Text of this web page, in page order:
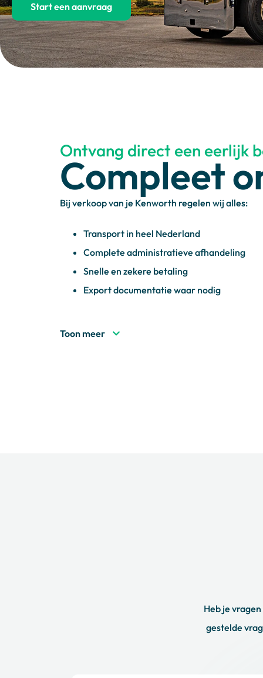
Start een aanvraag
Ontvang direct een eerlijk
Compleet
Bij verkoop van je Kenworth regelen wij alles:
Transport in heel Nederland
Complete administratieve afhandeling
Snelle en zekere betaling
Export documentatie waar nodig
Waarom Je Kenworth
Start Met de Verkoop
Wil je weten wat je Kenworth truck waard is?
24 uur een passend bod. Onze Kenworth
Toon meer
Heb je
gestelde